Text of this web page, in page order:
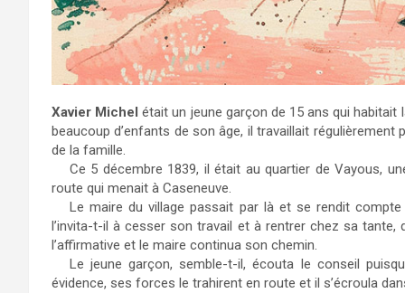
Xavier Michel était un jeune garçon de 15 ans qui
beaucoup d’enfants de son âge, il travaillait régulièrement
de la famille.
Ce 5 décembre 1839, il était au quartier de Vayous,
route qui menait à Caseneuve.
Le maire du village passait par là et se rendit
l’invita-t-il à cesser son travail et à rentrer chez sa tante,
l’affirmative et le maire continua son chemin.
Le jeune garçon, semble-t-il, écouta le conseil
évidence, ses forces le trahirent en route et il s’écroula